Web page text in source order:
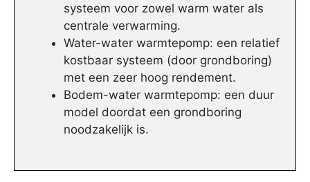
systeem voor zowel warm water als
centrale verwarming.
Water-water warmtepomp: een relatief
kostbaar systeem (door grondboring)
met een zeer hoog rendement.
Bodem-water warmtepomp: een duur
model doordat een grondboring
noodzakelijk is.